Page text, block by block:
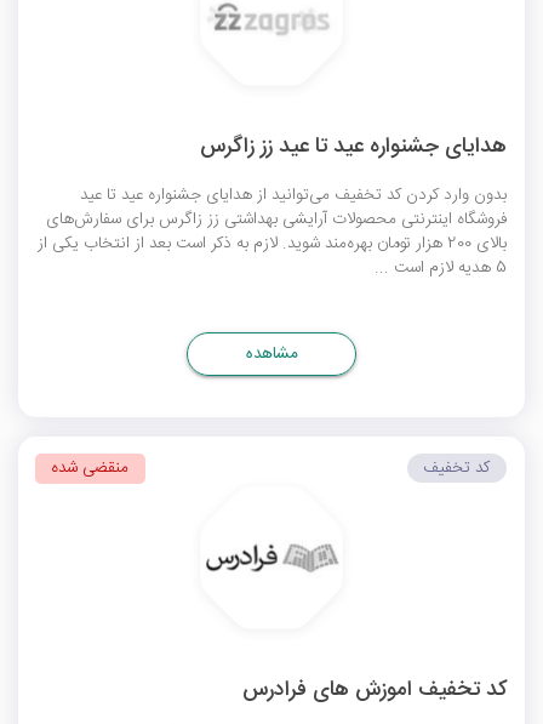
هدایای جشنواره عید تا عید زز زاگرس
بدون وارد کردن کد تخفیف می‌توانید از هدایای جشنواره عید تا عید
فروشگاه اینترنتی محصولات آرایشی بهداشتی زز زاگرس برای سفارش‌های
بالای 200 هزار تومان بهره‌مند شوید. لازم به ذکر است بعد از انتخاب یکی از
5 هدیه لازم است ...
مشاهده
کد تخفیف اموزش های فرادرس
کد تخفیف منقضی شده